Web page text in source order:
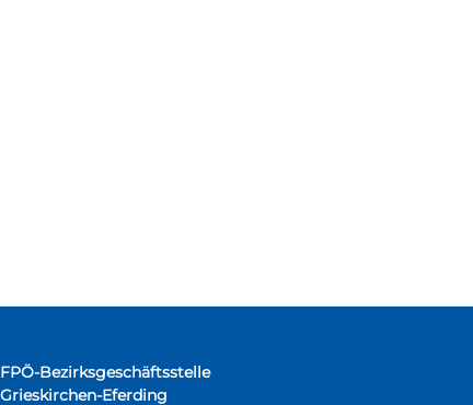
FPÖ-Bezirksgeschäftsstelle
Grieskirchen-Eferding